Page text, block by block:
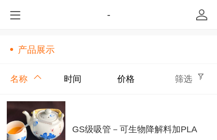
-
产品展示
名称 时间 价格 筛选
GS级吸管－可生物降解料加PLA